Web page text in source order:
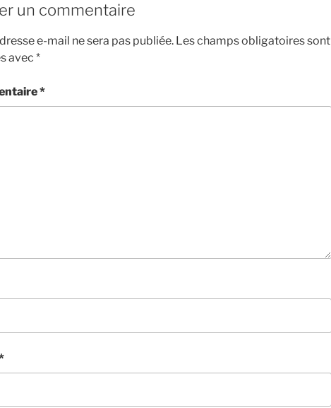
un commentaire
e-mail ne sera pas publiée. Les champs obligatoires sont
avec *
*